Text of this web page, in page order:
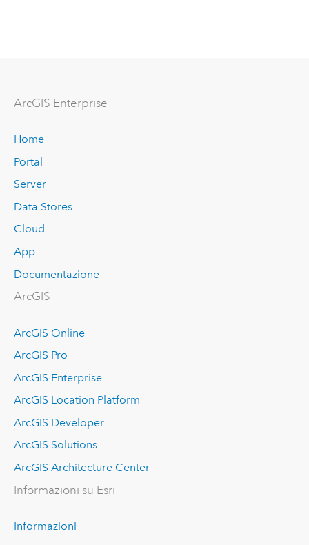
ArcGIS Enterprise
Home
Portal
Server
Data Stores
Cloud
App
Documentazione
ArcGIS
ArcGIS Online
ArcGIS Pro
ArcGIS Enterprise
ArcGIS Location Platform
ArcGIS Developer
ArcGIS Solutions
ArcGIS Architecture Center
Informazioni su Esri
Informazioni